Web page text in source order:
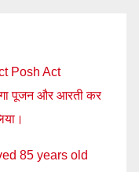
Posh Act
पूजन और आरती कर
85 years old